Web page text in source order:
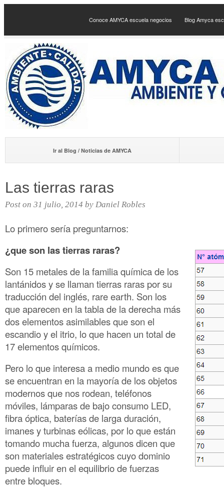
Conoce AMYCA escuela negocios Blog Amyca
Ir al Blog / Noticias de AMYCA
Las tierras raras
Post on 31 julio, 2014 by Daniel Robles
Lo primero sería preguntarnos:
¿que son las tierras raras?
Son 15 metales de la familia química de los
lantánidos y se llaman tierras raras por su
traducción del inglés, rare earth. Son los
que aparecen en la tabla de la derecha más
dos elementos asimilables que son el
escandio y el itrio, lo que hacen un total de
17 elementos químicos.
Pero lo que interesa a medio mundo es que
se encuentran en la mayoría de los objetos
modernos que nos rodean, teléfonos
móviles, lámparas de bajo consumo LED,
fibra óptica, baterías de larga duración,
imanes y turbinas eólicas, por lo que están
tomando mucha fuerza, algunos dicen que
son materiales estratégicos cuyo dominio
puede influir en el equilibrio de fuerzas
entre bloques.